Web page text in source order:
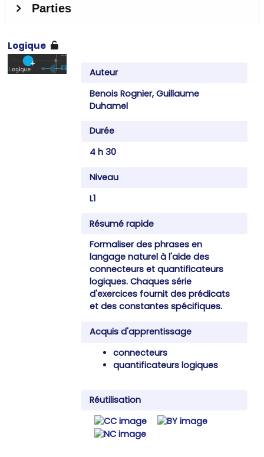
Logique
Auteur
Benois Rognier, Guillaume
Duhamel
Durée
4 h 30
Niveau
L1
Résumé rapide
Formaliser des phrases en
langage naturel à l'aide des
connecteurs et quantificateurs
logiques. Chaques série
d'exercices fournit des prédicats
et des constantes spécifiques.
Acquis d'apprentissage
connecteurs
quantificateurs logiques
Réutilisation